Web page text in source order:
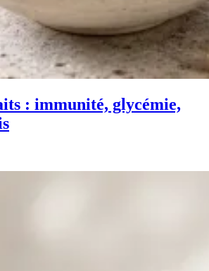
: immunité, glycémie,